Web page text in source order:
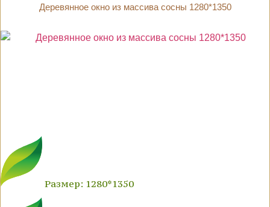
Деревянное окно из массива сосны 1280*1350
Размер: 1280*1350